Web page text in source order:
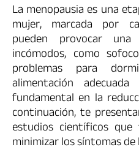
La menopausia es una
mujer, marcada por
pueden provocar
incómodos, como
problemas para
alimentación
fundamental en la
continuación, te
estudios científicos
minimizar los síntomas de